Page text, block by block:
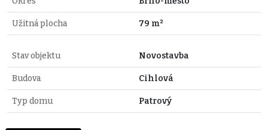
Užitná plocha 79 m²
Stav objektu Novostavba
Budova Cihlová
Typ domu Patrový